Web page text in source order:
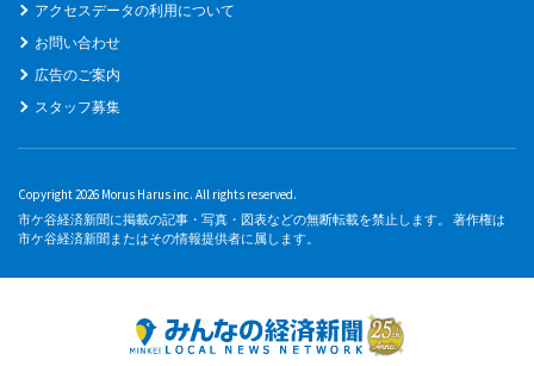
アクセスデータの利用について
お問い合わせ
広告のご案内
スタッフ募集
Copyright 2026 Morus Harus inc. All rights reserved.
市ケ谷経済新聞に掲載の記事・写真・図表などの無断転載を禁止します。 著作権は
市ケ谷経済新聞またはその情報提供者に属します。